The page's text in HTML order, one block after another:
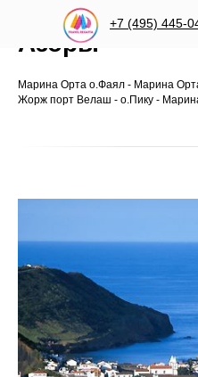
+7 (495) 445-
Азоры
Марина Орта о.Фаял - Марина
Жорж порт Велаш - о.Пику -